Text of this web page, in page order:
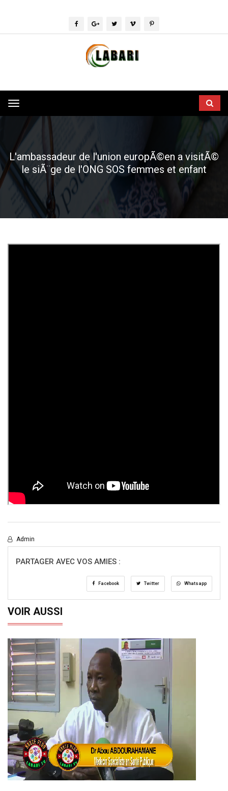
Toggle
navigation
L'ambassadeur de l'union europÃ©en a visitÃ©
le siÃ¨ge de l'ONG SOS femmes et enfant
Admin
PARTAGER AVEC VOS AMIES :
Facebook Twitter Whatsapp
VOIR AUSSI